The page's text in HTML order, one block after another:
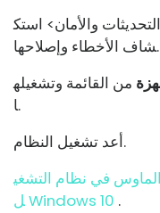
والأمان> استك
شاف الأخطاء وإصلاحها.
من القائمة وتشغيله
ا.
أعد تشغيل النظام.
في نظام التشغي
ل Windows 10 .